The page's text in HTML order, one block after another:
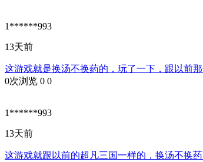
1******993
13天前
这游戏就是换汤不换药的，玩了一下，跟以前
0次浏览 0 0
1******993
13天前
这游戏就跟以前的超凡三国一样的，换汤不换药